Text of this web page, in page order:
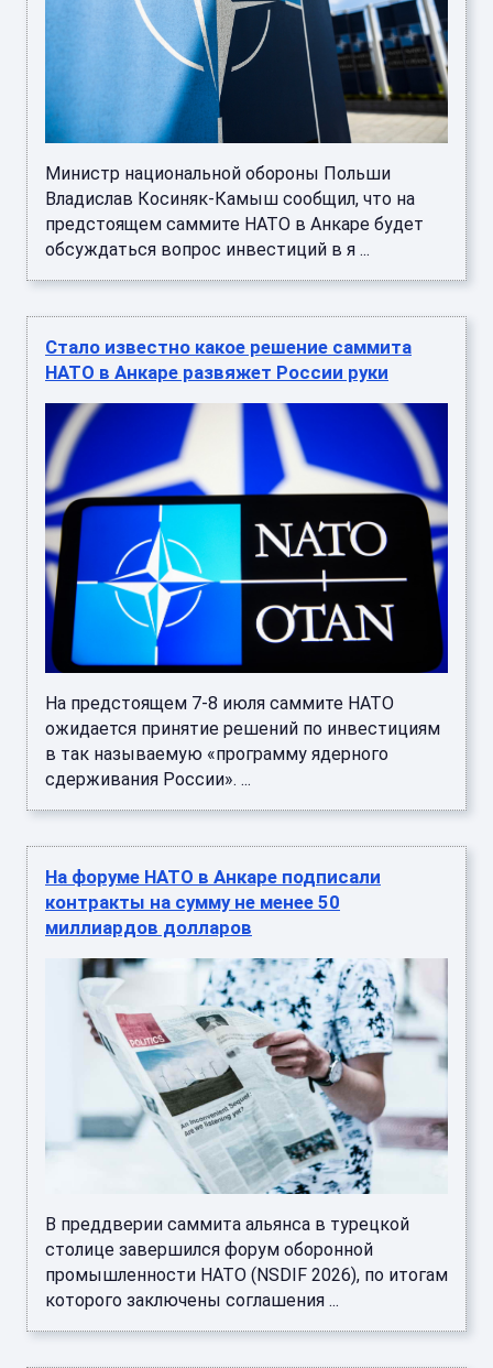
Министр национальной обороны Польши
Владислав Косиняк-Камыш сообщил, что на
предстоящем саммите НАТО в Анкаре будет
обсуждаться вопрос инвестиций в я ...
Стало известно какое решение саммита
НАТО в Анкаре развяжет России руки
На предстоящем 7-8 июля саммите НАТО
ожидается принятие решений по инвестициям
в так называемую «программу ядерного
сдерживания России». ...
На форуме НАТО в Анкаре подписали
контракты на сумму не менее 50
миллиардов долларов
В преддверии саммита альянса в турецкой
столице завершился форум оборонной
промышленности НАТО (NSDIF 2026), по итогам
которого заключены соглашения ...